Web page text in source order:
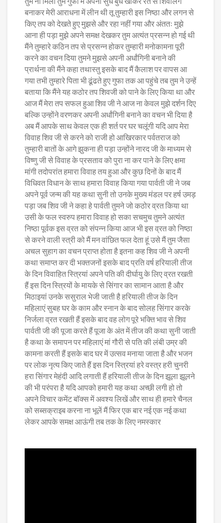
बनाकर मेरी आराधना में लीन थी तू तुम्हारी इस निष्ठा और लगन से
किए तप को देखते हुए मुझसे और रहा नहीं गया और अंततः मुझे
आना ही पड़ा मुझे अपने समक्ष देखकर तुम अत्यंत प्रसन्न हो गई थी
मैंने तुम्हारे कठिन तप से प्रसन्न होकर तुम्हारी मनोकामना पूरी
करने का वचन दिया तुमने मुझसे अपनी अर्धांगिनी बनाने की
प्रार्थना की मैंने कहा तथास्तु इसके बाद मैं कैलाश पर वापस आ
गया तभी तुम्हारे पिता भी ढूंढते हुए गुफा तक आ पहुंचे तब तुम ने उन्हें
बताया कि मैंने यह कठोर तप शिवजी को पाने के लिए किया था और
आज मैं मेरा तप सफल हुआ शिव जी ने आज ना केवल मुझे दर्शन दिए
बल्कि उन्होंने वरणकर अपनी अर्धांगिनी बनाने का वचन भी दिया है
अब मैं आपके साथ केवल एक ही शर्त पर घर चलूंगी यदि आप मेरा
विवाह शिव जी से करने को राजी हो आखिरकार पर्वतराज को
तुम्हारी बातों के आगे झुकना ही पड़ा उन्होंने नारद जी के माध्यम से
विष्णु जी से विवाह के प्रसताव को पुरा ना कर पाने के लिए क्षमा
मांगी तदोपरांत हमारा विवाह तय हुआ और कुछ दिनों के बाद मैं
विधिवत विधान के साथ हमारा विवाह किया गया पार्वती जी ने जब
अपने पूर्व जन्म की यह कथा सुनी तो उनके मुख्य मंडल पर हर्ष उमड़
पड़ा जब शिव जी ने कहा हे पार्वती तुमने जो कठोर व्रत किया था
उसी के फल स्वरुप हमारा विवाह हो सका सचमुच तुमने अत्यंत
निष्ठा पूर्वक इस व्रत को संपन्न किया आज भी इस व्रत को निष्ठा
से करने वाली स्त्री को मैं मन वांछित फल देता हूं उसे मैं तुम जैसा
अचल सुहाग का वचन प्राप्त होता है इतना कह शिव जी ने अपनी
कथा समाप्त कर दी भक्तजनों इसके बाद प्रति वर्ष हरियाली तीज
के दिन विवाहित स्त्रियां अपने पति की दीर्घायु के लिए व्रत रखती
हैं इस दिन स्त्रियों के मायके से सिंगार का सामान आता है और
मिठाइयां उनके ससुराल भेजी जाती है हरियाली तीज के दिन
महिलाएं सुबह घर के काम और स्नान के बाद सोलह सिंगार करके
निर्जला व्रत रखती हैं इसके बाद वह लोग पूरे भक्ति भाव से शिव
पार्वती जी की पूजा करते हैं पूजा के अंत में तीज की कथा सुनी जाती
है कथा के समापन पर महिलाएं मां गौरी से पति की लंबी उम्र की
कामना करती हैं इसके बाद घर में उत्सव मनाया जाता है और भजन
पर लोक नृत्य किए जाते हैं इस दिन स्त्रियां हरे वस्त्र हरी चुनरी
हरा सिंगार मेहंदी आदि लगाती हैं हरियाली तीज के दिन झूला झूलने
की भी परंपरा है यदि आपको हमारी यह कथा अच्छी लगी हो तो
अपने विचार कमेंट बॉक्स में अवश्य लिखें और साथ ही हमारे चैनल
को सब्सक्राइब करना ना भूलें मैं फिर एक बार नई एक नई कथा
लेकर आपके समक्ष आऊंगी तब तक के लिए नमस्कार